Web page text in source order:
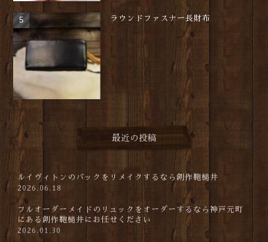
ラウンドファスナー長財布
最近の投稿
ルイヴィトンのバックをリメイクするなら創作鞄槌井
2026.06.18
フルオーダーメイドのリュックをオーダーするなら神戸元町
にある創作鞄槌井にお任せください
2026.01.30